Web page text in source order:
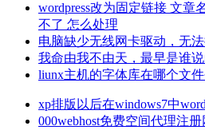
wordpress改为固定链接 文章
不了 怎么处理
电脑缺少无线网卡驱动，无法
我命由我不由天，最早是谁说
liunx主机的字体库在哪个文
xp排版以后在windows7中
000webhost免费空间代理注册